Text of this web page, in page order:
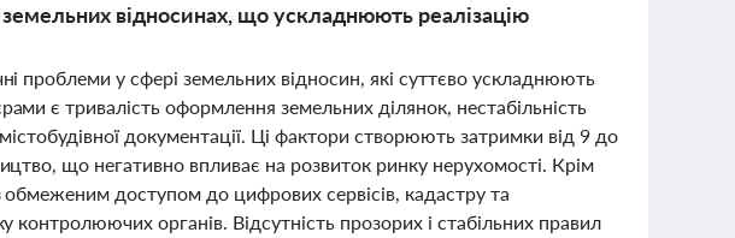
відносинах, що ускладнюють реалізацію
проблеми у сфері земельних відносин, які суттєво ускладнюють
є тривалість оформлення земельних ділянок, нестабільність
містобудівної документації. Ці фактори створюють затримки від 9 до
що негативно впливає на розвиток ринку нерухомості. Крім
доступом до цифрових сервісів, кадастру та
контролюючих органів. Відсутність прозорих і стабільних правил